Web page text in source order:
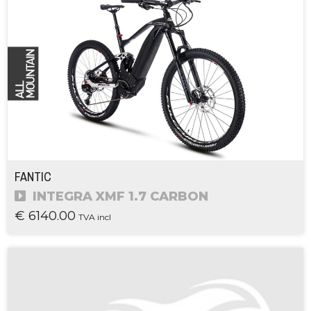
FANTIC
INTEGRA XMF 1.7 CARBON
€ 6140.00 TVA incl